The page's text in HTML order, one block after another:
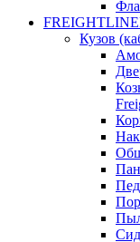
Кузов